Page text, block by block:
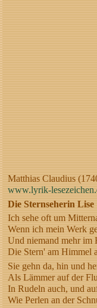
Matthias Claudius
www.lyrik-
Die Sternseherin Lise
Ich sehe oft um
Wenn ich mein Werk
Und niemand mehr im
Die Stern' am Himmel
Sie gehn da, hin und
Als Lämmer auf der
In Rudeln auch, und
Wie Perlen an der